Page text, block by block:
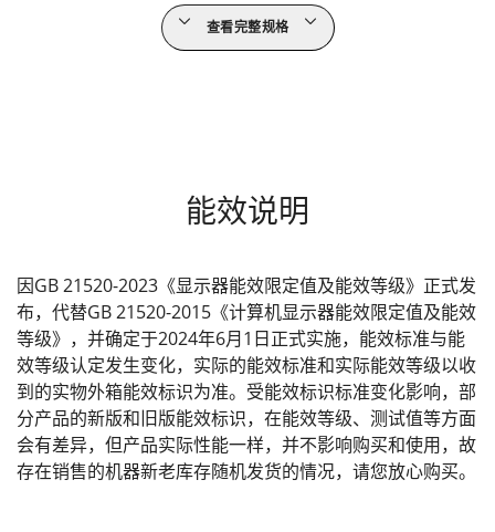
查看完整规格
能效说明
因GB 21520-2023《显示器能效限定值及能效等级》正式发
布，代替GB 21520-2015《计算机显示器能效限定值及能效
等级》，并确定于2024年6月1日正式实施，能效标准与能
效等级认定发生变化，实际的能效标准和实际能效等级以收
到的实物外箱能效标识为准。受能效标识标准变化影响，部
分产品的新版和旧版能效标识，在能效等级、测试值等方面
会有差异，但产品实际性能一样，并不影响购买和使用，故
存在销售的机器新老库存随机发货的情况，请您放心购买。